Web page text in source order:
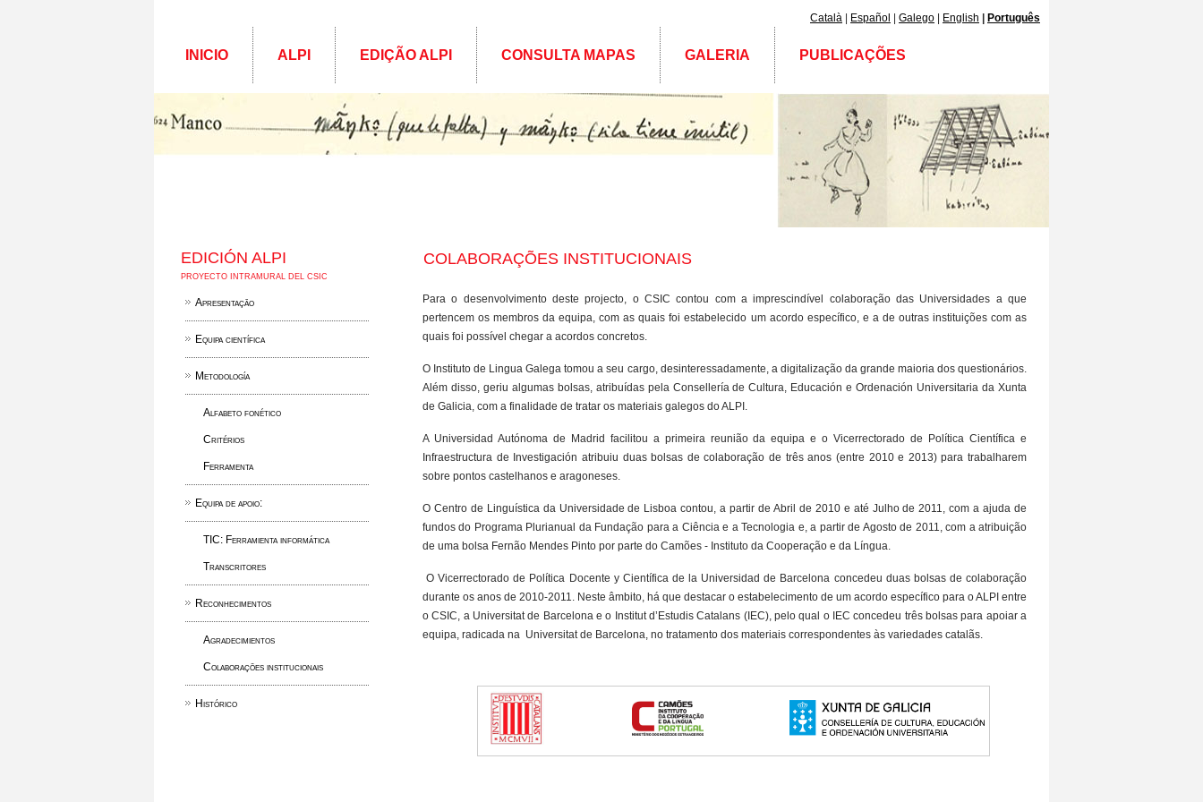
Català Español Galego English Português
INICIO ALPI EDIÇÃO ALPI CONSULTA MAPAS GALERIA PUBLICAÇÕES
EDICIÓN ALPI
PROYECTO INTRAMURAL DEL CSIC
Apresentação
Equipa científica
Metodología
Alfabeto fonético
Critérios
Ferramenta
Equipa de apoio:
TIC: Ferramienta informática
Transcritores
Reconhecimentos
Agradecimientos
Colaborações institucionais
Histórico
COLABORAÇÕES INSTITUCIONAIS
Para o desenvolvimento deste projecto, o CSIC contou com a imprescindível colaboração das Universidades a que
pertencem os membros da equipa, com as quais foi estabelecido um acordo específico, e a de outras instituições com as
quais foi possível chegar a acordos concretos.
O Instituto de Lingua Galega tomou a seu cargo, desinteressadamente, a digitalização da grande maioria dos questionários.
Além disso, geriu algumas bolsas, atribuídas pela Consellería de Cultura, Educación e Ordenación Universitaria da Xunta
de Galicia, com a finalidade de tratar os materiais galegos do ALPI.
A Universidad Autónoma de Madrid facilitou a primeira reunião da equipa e o Vicerrectorado de Política Científica e
Infraestructura de Investigación atribuiu duas bolsas de colaboração de três anos (entre 2010 e 2013) para trabalharem
sobre pontos castelhanos e aragoneses.
O Centro de Linguística da Universidade de Lisboa contou, a partir de Abril de 2010 e até Julho de 2011, com a ajuda de
fundos do Programa Plurianual da Fundação para a Ciência e a Tecnologia e, a partir de Agosto de 2011, com a atribuição
de uma bolsa Fernão Mendes Pinto por parte do Camões - Instituto da Cooperação e da Língua.
O Vicerrectorado de Política Docente y Científica de la Universidad de Barcelona concedeu duas bolsas de colaboração
durante os anos de 2010-2011. Neste âmbito, há que destacar o estabelecimento de um acordo específico para o ALPI entre
o CSIC, a Universitat de Barcelona e o Institut d’Estudis Catalans (IEC), pelo qual o IEC concedeu três bolsas para apoiar a
equipa, radicada na Universitat de Barcelona, no tratamento dos materiais correspondentes às variedades catalãs.